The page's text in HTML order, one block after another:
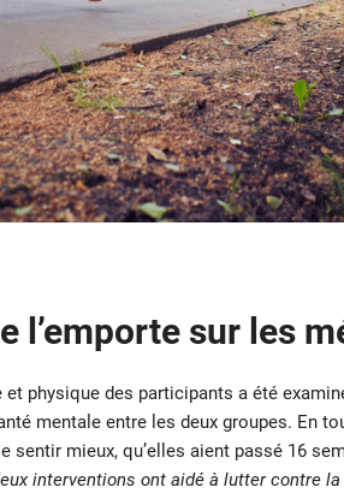
l’emporte sur les
physique des participants a été
mentale entre les deux groupes. En
sentir mieux, qu’elles aient passé 16
interventions ont aidé à lutter contre